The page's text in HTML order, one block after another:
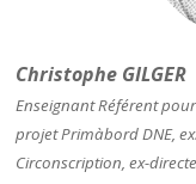
Christophe GILGER
Enseignant Référent
projet Primàbord DNE,
Circonscription, ex-